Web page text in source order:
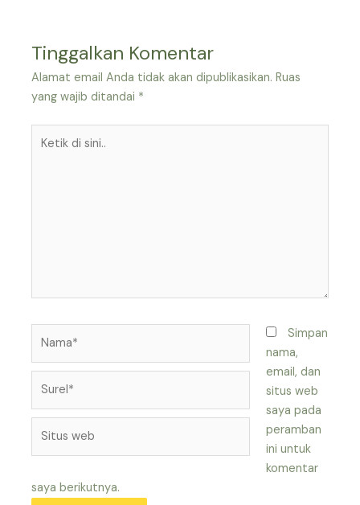
Tinggalkan Komentar
Alamat email Anda tidak akan dipublikasikan. Ruas
yang wajib ditandai *
web
Simpan
nama,
email, dan
situs web
saya pada
peramban
ini untuk
komentar
saya berikutnya.